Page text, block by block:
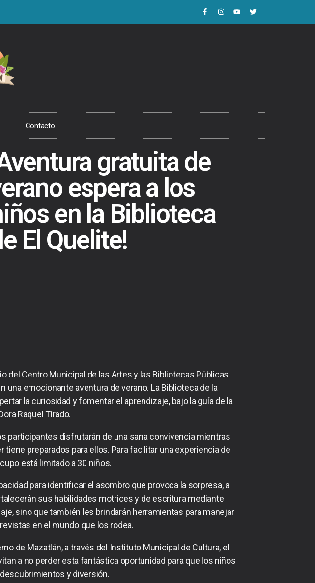
Contacto
gratuita de
espera a los
en la Biblioteca
El Quelite!
del Centro Municipal de las Artes y las Bibliotecas Públicas
emocionante aventura de verano. La Biblioteca de la
la curiosidad y fomentar el aprendizaje, bajo la guía de la
Raquel Tirado.
participantes disfrutarán de una sana convivencia mientras
preparados para ellos. Para facilitar una experiencia de
está limitado a 30 niños.
para identificar el asombro que provoca la sorpresa, a
sus habilidades motrices y de escritura mediante
sino que también les brindarán herramientas para manejar
en el mundo que los rodea.
de Mazatlán, a través del Instituto Municipal de Cultura, el
a no perder esta fantástica oportunidad para que los niños
y diversión.